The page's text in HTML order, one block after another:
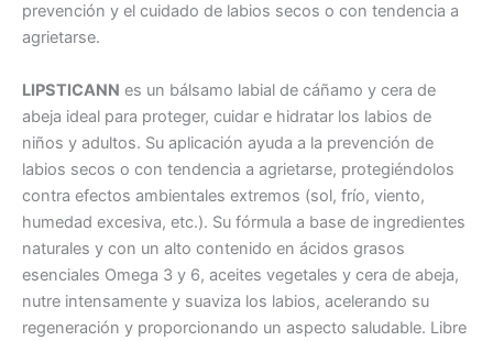
prevención y el cuidado de labios secos o con tendencia a
agrietarse.
LIPSTICANN es un bálsamo labial de cáñamo y cera de
abeja ideal para proteger, cuidar e hidratar los labios de
niños y adultos. Su aplicación ayuda a la prevención de
labios secos o con tendencia a agrietarse, protegiéndolos
contra efectos ambientales extremos (sol, frío, viento,
humedad excesiva, etc.). Su fórmula a base de ingredientes
naturales y con un alto contenido en ácidos grasos
esenciales Omega 3 y 6, aceites vegetales y cera de abeja,
nutre intensamente y suaviza los labios, acelerando su
regeneración y proporcionando un aspecto saludable. Libre